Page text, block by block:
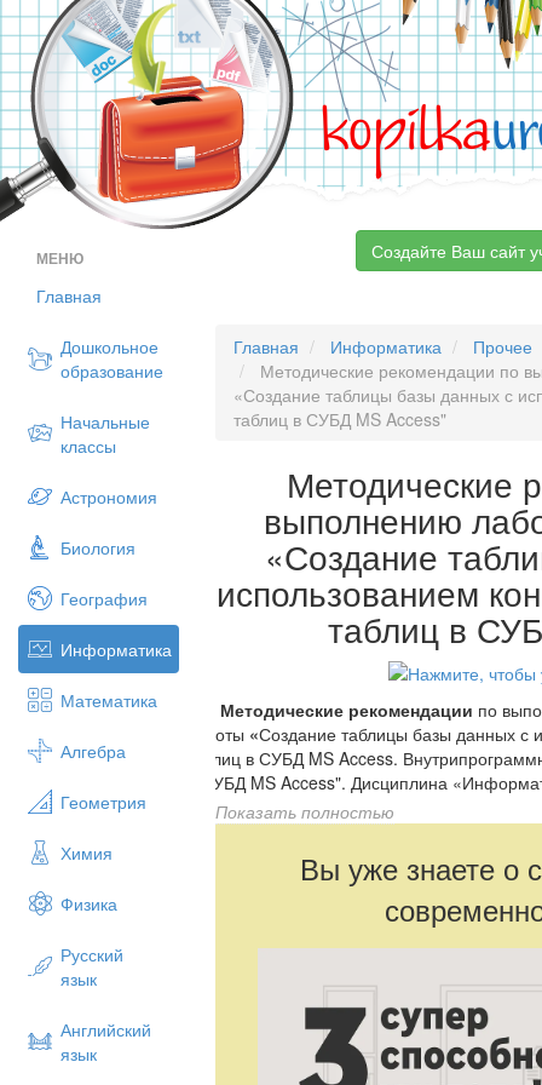
kopilka
МЕНЮ
Главная
Дошкольное
образование
Начальные
классы
Астрономия
Биология
География
Информатика
Математика
Алгебра
Геометрия
Химия
Физика
Русский
язык
Английский
язык
Создайте Ваш сайт
Главная Информатика
Прочее
Методические рекомендации по
«Создание таблицы базы данных с
таблиц в СУБД MS Access"
Методические
выполнению
«Создание
использованием
таблиц в
Методические рекомендации по
работы «Создание таблицы базы данных с
таблиц в СУБД MS Access.
и СУБД MS Access". Дисциплина
курса)
Методические рекомендации по
предназначены для приобретения
прикладной программой МS АССЕSS.
теоретическую часть, задания,
дополнительное задание.
Базы данных и системы
Показать полностью
Вы уже знаете о